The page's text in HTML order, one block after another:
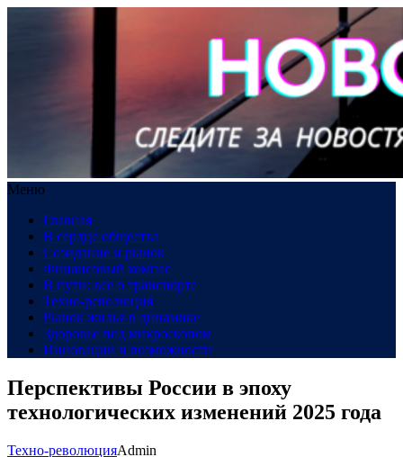
Меню
Главная
В сердце общества
Созидание и рынок
Финансовый компас
В пути: все о транспорте
Техно-революция
Рынок жилья в динамике
Здоровье под микроскопом
Инновации и возможности
Перспективы России в эпоху
технологических изменений 2025 года
Техно-революцияAdmin